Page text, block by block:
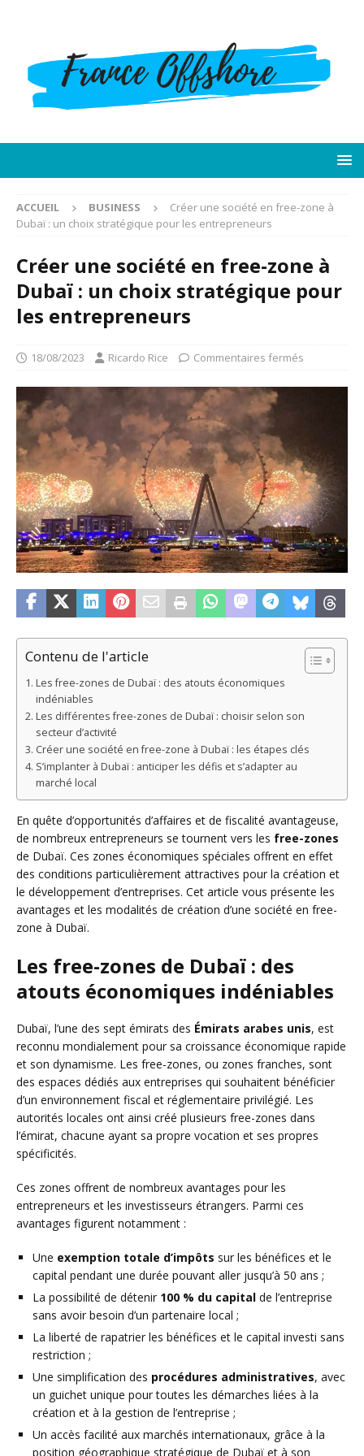
ACCUEIL BUSINESS
Créer une société en free-zone à
Dubaï : un choix stratégique pour les entrepreneurs
Créer une société en free-zone à
Dubaï : un choix stratégique pour
les entrepreneurs
18/08/2023 Ricardo Rice Commentaires fermés
Contenu de l'article
Les free-zones de Dubaï : des atouts économiques
indéniables
Les différentes free-zones de Dubaï : choisir selon son
secteur d’activité
Créer une société en free-zone à Dubaï : les étapes clés
S’implanter à Dubaï : anticiper les défis et s’adapter au
marché local
En quête d’opportunités d’affaires et de fiscalité avantageuse,
de nombreux entrepreneurs se tournent vers les free-zones
de Dubaï. Ces zones économiques spéciales offrent en effet
des conditions particulièrement attractives pour la création et
le développement d’entreprises. Cet article vous présente les
avantages et les modalités de création d’une société en free-
zone à Dubaï.
Les free-zones de Dubaï : des
atouts économiques indéniables
Dubaï, l’une des sept émirats des Émirats arabes unis, est
reconnu mondialement pour sa croissance économique rapide
et son dynamisme. Les free-zones, ou zones franches, sont
des espaces dédiés aux entreprises qui souhaitent bénéficier
d’un environnement fiscal et réglementaire privilégié. Les
autorités locales ont ainsi créé plusieurs free-zones dans
l’émirat, chacune ayant sa propre vocation et ses propres
spécificités.
Ces zones offrent de nombreux avantages pour les
entrepreneurs et les investisseurs étrangers. Parmi ces
avantages figurent notamment :
Une exemption totale d’impôts sur les bénéfices et le
capital pendant une durée pouvant aller jusqu’à 50 ans ;
La possibilité de détenir 100 % du capital de l’entreprise
sans avoir besoin d’un partenaire local ;
La liberté de rapatrier les bénéfices et le capital investi sans
restriction ;
Une simplification des procédures administratives, avec
un guichet unique pour toutes les démarches liées à la
création et à la gestion de l’entreprise ;
Un accès facilité aux marchés internationaux, grâce à la
position géographique stratégique de Dubaï et à son